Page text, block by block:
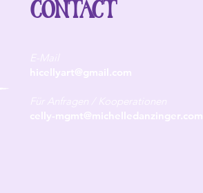
CONTACT
E-Mail
hicellyart@gmail.com
Für Anfragen / Kooperationen
celly-mgmt@michelledanzinger.com